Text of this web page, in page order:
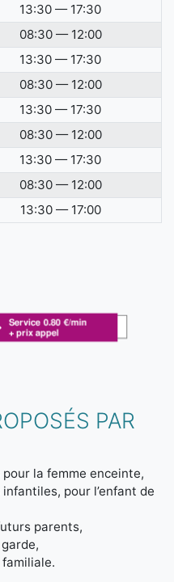
13:30 — 17:30
08:30 — 12:00
13:30 — 17:30
08:30 — 12:00
13:30 — 17:30
08:30 — 12:00
13:30 — 17:30
08:30 — 12:00
13:30 — 17:00
PAR
la femme enceinte,
pour l’enfant de
parents,